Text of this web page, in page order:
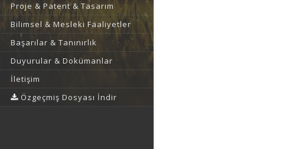
Proje & Patent & Tasarım
Bilimsel & Mesleki Faaliyetler
Başarılar & Tanınırlık
Duyurular & Dokümanlar
İletişim
Özgeçmiş Dosyası İndir